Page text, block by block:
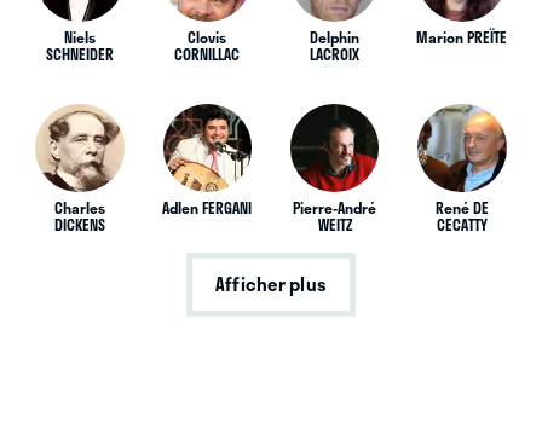
Niels
SCHNEIDER
Clovis
CORNILLAC
Delphin
LACROIX
Marion PREÏTE
Charles
DICKENS
Adlen FERGANI Pierre-André
WEITZ
René DE
CECATTY
Afficher plus